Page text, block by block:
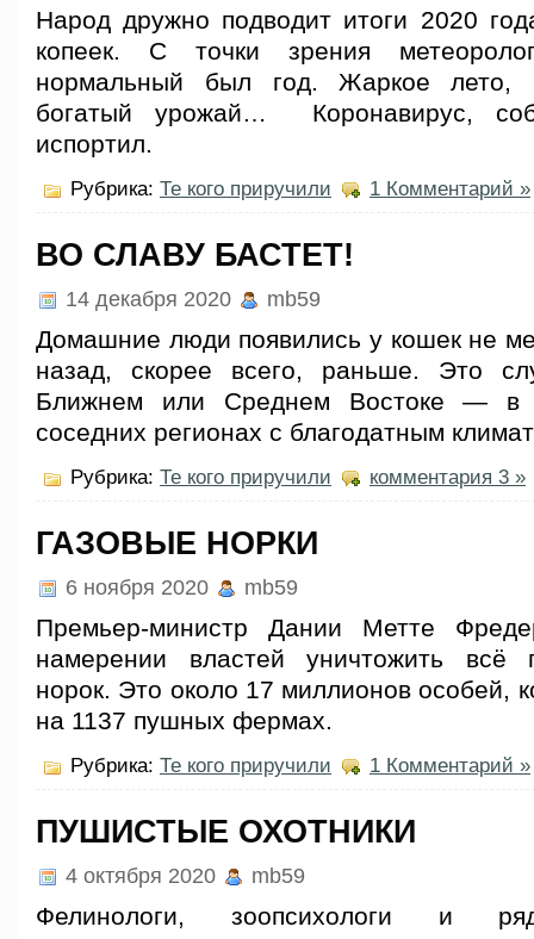
Народ дружно подводит итоги 2020
копеек. С точки зрения
нормальный был год. Жаркое лето,
богатый урожай… Коронавирус,
испортил.
Рубрика: Те кого приручили 1 Комментарий »
ВО СЛАВУ БАСТЕТ!
14 декабря 2020 mb59
Домашние люди появились у кошек не
назад, скорее всего, раньше. Это
Ближнем или Среднем Востоке — в
соседних регионах с благодатным
Рубрика: Те кого приручили комментария 3 »
ГАЗОВЫЕ НОРКИ
6 ноября 2020 mb59
Премьер-министр Дании Метте
намерении властей уничтожить всё
норок. Это около 17 миллионов особей,
на 1137 пушных фермах.
Рубрика: Те кого приручили 1 Комментарий »
ПУШИСТЫЕ ОХОТНИКИ
4 октября 2020 mb59
Фелинологи, зоопсихологи и